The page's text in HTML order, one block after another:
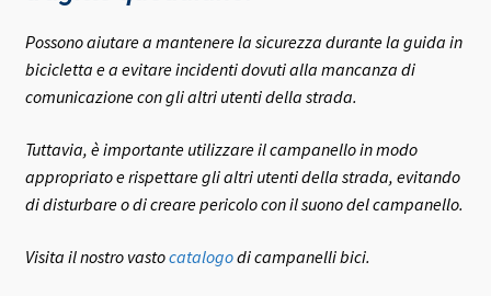
Possono aiutare a mantenere la sicurezza durante la guida in
bicicletta e a evitare incidenti dovuti alla mancanza di
comunicazione con gli altri utenti della strada.
Tuttavia, è importante utilizzare il campanello in modo
appropriato e rispettare gli altri utenti della strada, evitando
di disturbare o di creare pericolo con il suono del campanello.
Visita il nostro vastocatalogodi campanelli bici.